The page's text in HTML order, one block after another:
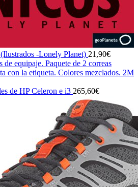
-Lonely Planet) 21,90€
de equipaje. Paquete de 2 correas
con la etiqueta. Colores mezclados. 2M
de HP Celeron e i3 265,60€